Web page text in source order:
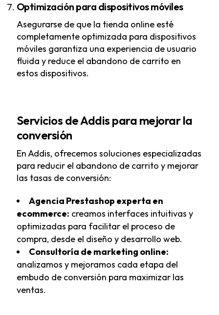
Optimización para dispositivos móviles
Asegurarse de que la tienda online esté
completamente optimizada para dispositivos
móviles garantiza una experiencia de usuario
fluida y reduce el abandono de carrito en
estos dispositivos.
Servicios de Addis para mejorar la
conversión
En Addis, ofrecemos soluciones especializadas
para reducir el abandono de carrito y mejorar
las tasas de conversión:
Agencia Prestashop experta en
ecommerce: creamos interfaces intuitivas y
optimizadas para facilitar el proceso de
compra, desde el diseño y desarrollo web.
Consultoría de marketing online:
analizamos y mejoramos cada etapa del
embudo de conversión para maximizar las
ventas.